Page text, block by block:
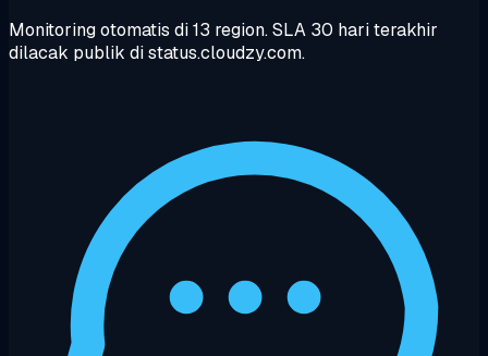
Monitoring otomatis di 13 region. SLA 30 hari terakhir
dilacak publik di status.cloudzy.com.